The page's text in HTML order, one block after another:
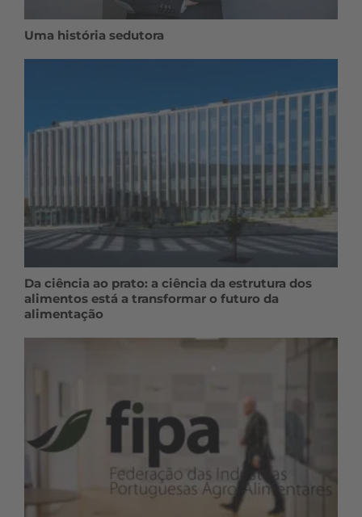
Uma história sedutora
Da ciência ao prato: a ciência da estrutura dos
alimentos está a transformar o futuro da
alimentação